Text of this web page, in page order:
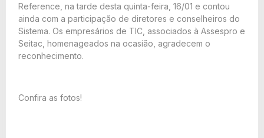
Reference, na tarde desta quinta-feira, 16/01 e contou
ainda com a participação de diretores e conselheiros do
Sistema. Os empresários de TIC, associados à Assespro e
Seitac, homenageados na ocasião, agradecem o
reconhecimento.
Confira as fotos!